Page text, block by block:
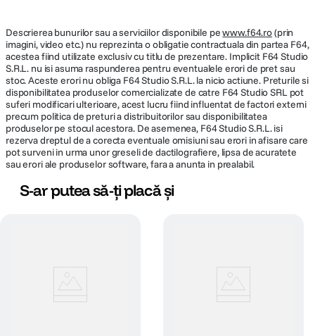
Descrierea bunurilor sau a serviciilor disponibile pewww.f64.ro(prin
imagini, video etc.) nu reprezinta o obligatie contractuala din partea F64,
acestea fiind utilizate exclusiv cu titlu de prezentare. Implicit F64 Studio
S.R.L. nu isi asuma raspunderea pentru eventualele erori de pret sau
stoc. Aceste erori nu obliga F64 Studio S.R.L. la nicio actiune. Preturile si
disponibilitatea produselor comercializate de catre F64 Studio SRL pot
suferi modificari ulterioare, acest lucru fiind influentat de factori externi
precum politica de preturi a distribuitorilor sau disponibilitatea
produselor pe stocul acestora. De asemenea, F64 Studio S.R.L. isi
rezerva dreptul de a corecta eventuale omisiuni sau erori in afisare care
pot surveni in urma unor greseli de dactilografiere, lipsa de acuratete
sau erori ale produselor software, fara a anunta in prealabil.
S-ar putea să-ți placă și